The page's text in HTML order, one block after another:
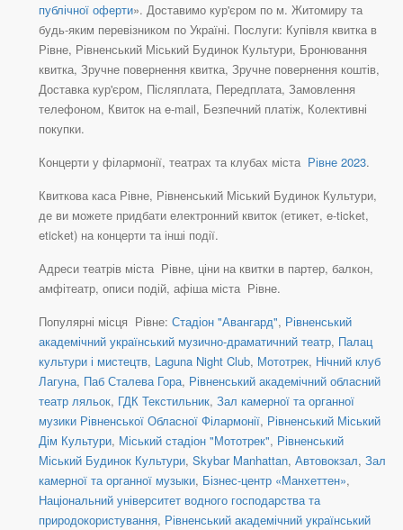
публічної оферти». Доставимо кур'єром по м. Житомиру та
будь-яким перевізником по Україні. Послуги: Купівля квитка в
Рівне, Рівненський Міський Будинок Культури, Бронювання
квитка, Зручне повернення квитка, Зручне повернення коштів,
Доставка кур'єром, Післяплата, Передплата, Замовлення
телефоном, Квиток на e-mail, Безпечний платіж, Колективні
покупки.
Концерти у філармонії, театрах та клубах міста Рівне 2023.
Квиткова каса Рівне, Рівненський Міський Будинок Культури,
де ви можете придбати електронний квиток (етикет, e-ticket,
eticket) на концерти та інші події.
Адреси театрів міста Рівне, ціни на квитки в партер, балкон,
амфітеатр, описи подій, афіша міста Рівне.
Популярні місця Рівне: Стадіон "Авангард", Рівненський
академічний український музично-драматичний театр, Палац
культури і мистецтв, Laguna Night Club, Мототрек, Нічний клуб
Лагуна, Паб Сталева Гора, Рівненський академічний обласний
театр ляльок, ГДК Текстильник, Зал камерної та органної
музики Рівненської Обласної Філармонії, Рівненський Міський
Дім Культури, Міський стадіон "Мототрек", Рівненський
Міський Будинок Культури, Skybar Manhattan, Автовокзал, Зал
камерної та органної музыки, Бізнес-центр «Манхеттен»,
Національний університет водного господарства та
природокористування, Рівненський академічний український